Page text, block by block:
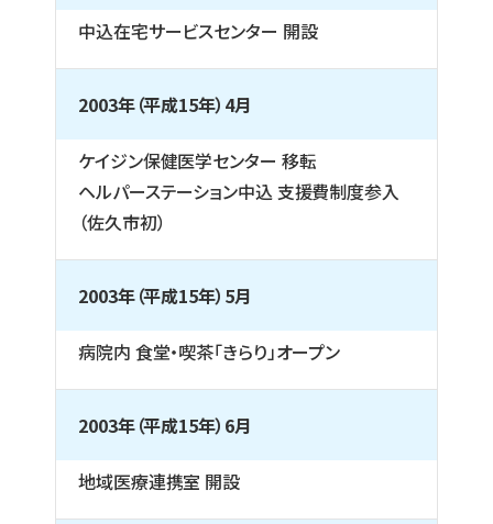
中込在宅サービスセンター 開設
2003年（平成15年）4月
ケイジン保健医学センター 移転
ヘルパーステーション中込 支援費制度参入
（佐久市初）
2003年（平成15年）5月
病院内 食堂・喫茶「きらり」オープン
2003年（平成15年）6月
地域医療連携室 開設